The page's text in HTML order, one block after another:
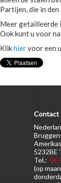
Partijen, die in
Meer getailleerde
Ook kunt u voor
Klikhiervoor een
Contact
5232BE
Tel.:
(op